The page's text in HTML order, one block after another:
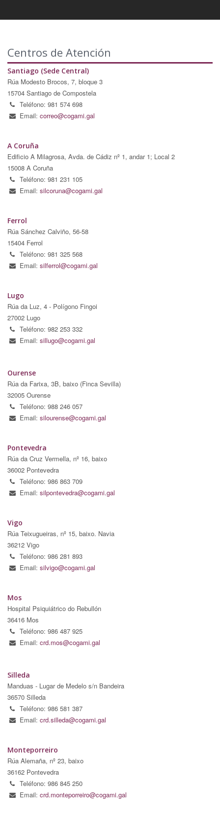
Centros de Atención
Santiago (Sede Central)
Rúa Modesto Brocos, 7, bloque 3
15704 Santiago de Compostela
Teléfono: 981 574 698
Email: correo@cogami.gal
A Coruña
Edificio A Milagrosa, Avda. de Cádiz nº 1, andar 1; Local 2
15008 A Coruña
Teléfono: 981 231 105
Email: silcoruna@cogami.gal
Ferrol
Rúa Sánchez Calviño, 56-58
15404 Ferrol
Teléfono: 981 325 568
Email: silferrol@cogami.gal
Lugo
Rúa da Luz, 4 - Polígono Fingoi
27002 Lugo
Teléfono: 982 253 332
Email: sillugo@cogami.gal
Ourense
Rúa da Farixa, 3B, baixo (Finca Sevilla)
32005 Ourense
Teléfono: 988 246 057
Email: silourense@cogami.gal
Pontevedra
Rúa da Cruz Vermella, nº 16, baixo
36002 Pontevedra
Teléfono: 986 863 709
Email: silpontevedra@cogami.gal
Vigo
Rúa Teixugueiras, nº 15, baixo. Navia
36212 Vigo
Teléfono: 986 281 893
Email: silvigo@cogami.gal
Mos
Hospital Psiquiátrico do Rebullón
36416 Mos
Teléfono: 986 487 925
Email: crd.mos@cogami.gal
Silleda
Manduas - Lugar de Medelo s/n Bandeira
36570 Silleda
Teléfono: 986 581 387
Email: crd.silleda@cogami.gal
Monteporreiro
Rúa Alemaña, nº 23, baixo
36162 Pontevedra
Teléfono: 986 845 250
Email: crd.monteporreiro@cogami.gal